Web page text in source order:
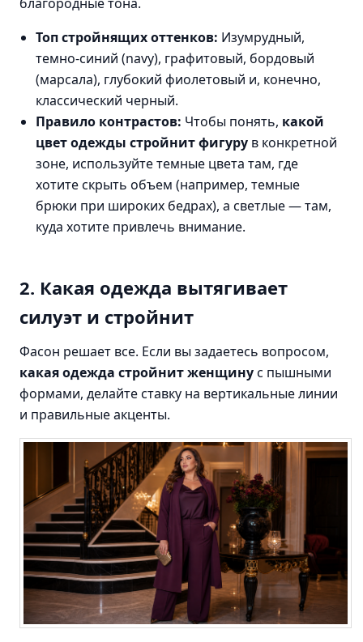
Топ стройнящих оттенков: Изумрудный,
темно-синий (navy), графитовый, бордовый
(марсала), глубокий фиолетовый и, конечно,
классический черный.
Правило контрастов: Чтобы понять, какой
цвет одежды стройнит фигуру в конкретной
зоне, используйте темные цвета там, где
хотите скрыть объем (например, темные
брюки при широких бедрах), а светлые — там,
куда хотите привлечь внимание.
2. Какая одежда вытягивает
силуэт и стройнит
Фасон решает все. Если вы задаетесь вопросом,
какая одежда стройнит женщинус пышными
формами, делайте ставку на вертикальные линии
и правильные акценты.